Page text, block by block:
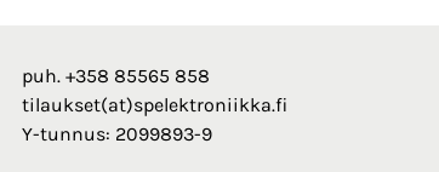
puh. +358 85565 858
tilaukset(at)spelektroniikka.fi
Y-tunnus: 2099893-9